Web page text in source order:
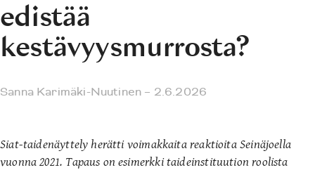
edistää
kestävyysmurrosta?
Sanna Karimäki-Nuutinen – 2.6.2026
Siat-taidenäyttely herätti voimakkaita reaktioita Seinäjoella
vuonna 2021. Tapaus on esimerkki taideinstituution roolista